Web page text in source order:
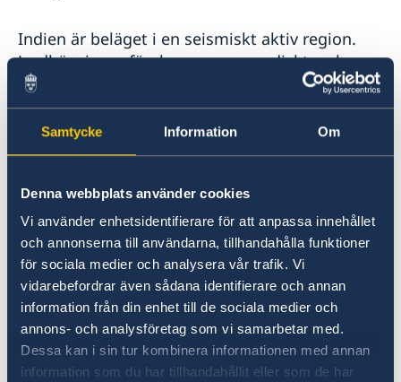
Samtycke Information Om
Denna webbplats använder cookies
Vi använder enhetsidentifierare för att anpassa innehållet
och annonserna till användarna, tillhandahålla funktioner
för sociala medier och analysera vår trafik. Vi
vidarebefordrar även sådana identifierare och annan
information från din enhet till de sociala medier och
annons- och analysföretag som vi samarbetar med.
Dessa kan i sin tur kombinera informationen med annan
information som du har tillhandahållit eller som de har
Indien är beläget i en seismiskt aktiv region.
Jordbävningar förekommer sporadiskt, och
skakningar från närliggande jordbävningar,
exempelvis i Nepal, kan även kännas i norra
Indien.
kusten särskilt utsatt för cykloner, orkaner och
tropiska stormar. Dessa väderfenomen kan
medföra, kraftiga regnfall, vindar med
förödande styrka samt risk för översvämning.
Vid kustnära områden förekommer starka
undervattensströmmar. Majoriteten av
stränderna saknar varningsskyltar, fignalsystem